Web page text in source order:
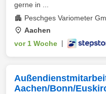
gerne in ...
Peschges Variometer
Aachen
vor 1 Woche
Aachen/Bonn/